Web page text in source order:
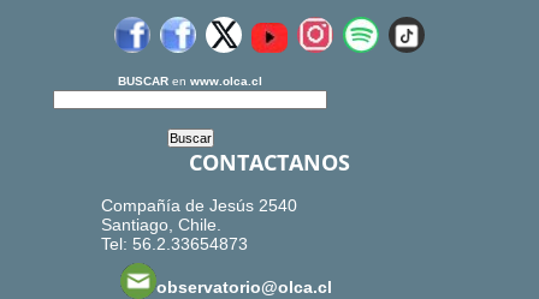
BUSCAR en www.olca.cl
CONTACTANOS
Compañía de Jesús 2540
Santiago, Chile.
Tel: 56.2.33654873
observatorio@olca.cl